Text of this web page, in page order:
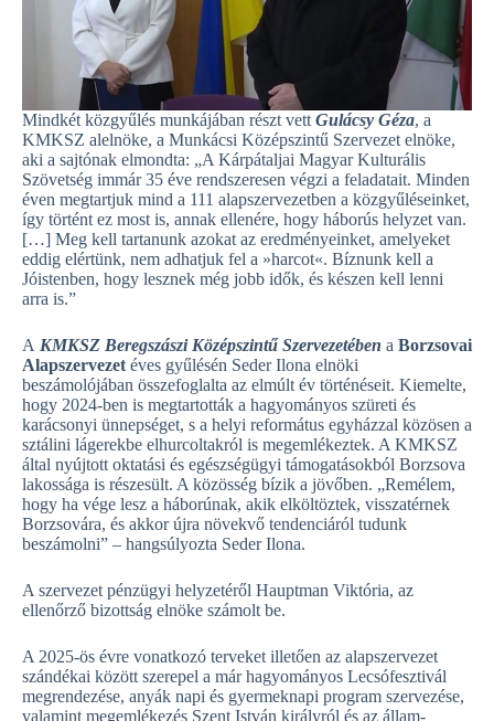
Mindkét közgyűlés munkájában részt vett Gulácsy Géza, a
KMKSZ alelnöke, a Munkácsi Középszintű Szervezet elnöke,
aki a sajtónak elmondta: „A Kárpátaljai Magyar Kulturális
Szövetség immár 35 éve rendszeresen végzi a feladatait. Minden
éven megtartjuk mind a 111 alapszervezetben a közgyűléseinket,
így történt ez most is, annak ellenére, hogy háborús helyzet van.
[…] Meg kell tartanunk azokat az eredményeinket, amelyeket
eddig elértünk, nem adhatjuk fel a »harcot«. Bíznunk kell a
Jóistenben, hogy lesznek még jobb idők, és készen kell lenni
arra is.”
A KMKSZ Beregszászi Középszintű Szervezetében a Borzsovai
Alapszervezet éves gyűlésén Seder Ilona elnöki
beszámolójában összefoglalta az elmúlt év történéseit. Kiemelte,
hogy 2024-ben is megtartották a hagyományos szüreti és
karácsonyi ünnepséget, s a helyi református egyházzal közösen a
sztálini lágerekbe elhurcoltakról is megemlékeztek. A KMKSZ
által nyújtott oktatási és egészségügyi támogatásokból Borzsova
lakossága is részesült. A közösség bízik a jövőben. „Remélem,
hogy ha vége lesz a háborúnak, akik elköltöztek, visszatérnek
Borzsovára, és akkor újra növekvő tendenciáról tudunk
beszámolni” – hangsúlyozta Seder Ilona.
A szervezet pénzügyi helyzetéről Hauptman Viktória, az
ellenőrző bizottság elnöke számolt be.
A 2025-ös évre vonatkozó terveket illetően az alapszervezet
szándékai között szerepel a már hagyományos Lecsófesztivál
megrendezése, anyák napi és gyermeknapi program szervezése,
valamint megemlékezés Szent István királyról és az állam­